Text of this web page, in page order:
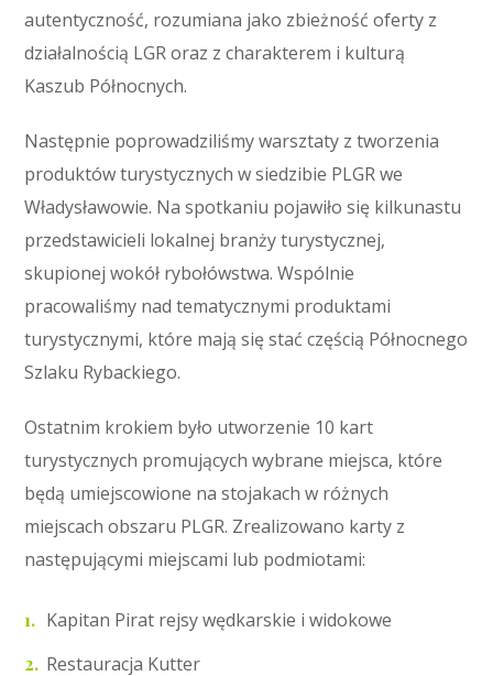
autentyczność, rozumiana jako zbieżność oferty z
działalnością LGR oraz z charakterem i kulturą
Kaszub Północnych.
Następnie poprowadziliśmy warsztaty z tworzenia
produktów turystycznych w siedzibie PLGR we
Władysławowie. Na spotkaniu pojawiło się kilkunastu
przedstawicieli lokalnej branży turystycznej,
skupionej wokół rybołówstwa. Wspólnie
pracowaliśmy nad tematycznymi produktami
turystycznymi, które mają się stać częścią Północnego
Szlaku Rybackiego.
Ostatnim krokiem było utworzenie 10 kart
turystycznych promujących wybrane miejsca, które
będą umiejscowione na stojakach w różnych
miejscach obszaru PLGR. Zrealizowano karty z
następującymi miejscami lub podmiotami:
Kapitan Pirat rejsy wędkarskie i widokowe
Restauracja Kutter